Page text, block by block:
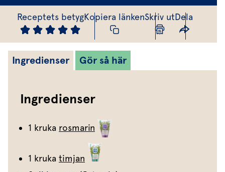
Våra mikroörter & skott
För restaurang &
Receptets betygKopiera länkenSkriv utDela
Ingredienser Gör så här
Ingredienser
1 kruka rosmarin
1 kruka timjan